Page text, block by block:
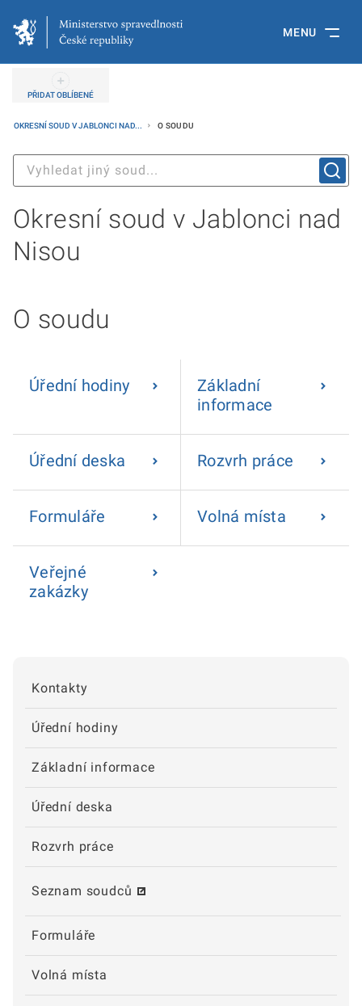
MENU
PŘIDAT OBLÍBENÉ
OKRESNÍ SOUD V JABLONCI NAD... O SOUDU
Okresní soud v Jablonci nad
Nisou
Kontakty
Úřední hodiny
Základní informace
Úřední deska
Rozvrh práce
Seznam soudců
Formuláře
Volná místa
O soudu
Úřední hodiny
Základní
informace
Úřední deska Rozvrh práce
Formuláře Volná místa
Veřejné
zakázky